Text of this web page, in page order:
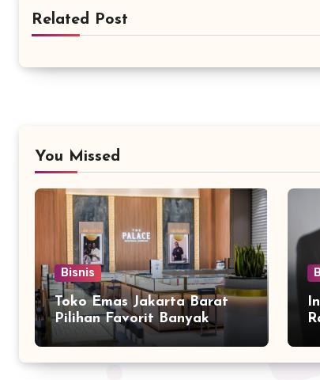
Related Post
You Missed
Bisnis
Toko Emas Jakarta Barat
Pilihan Favorit Banyak